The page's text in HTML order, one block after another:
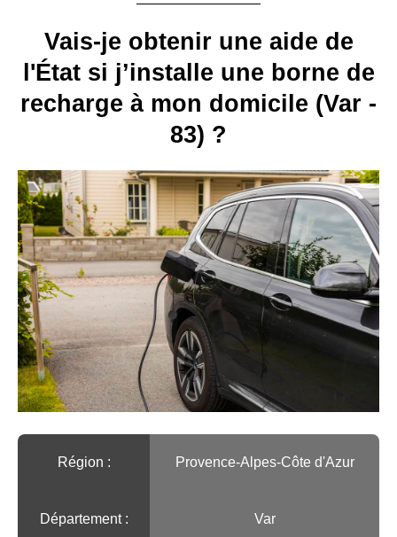
Vais-je obtenir une aide de
l'État si j’installe une borne de
recharge à mon domicile (Var -
83) ?
Région :️ Provence-Alpes-Côte d'Azur
Département : Var